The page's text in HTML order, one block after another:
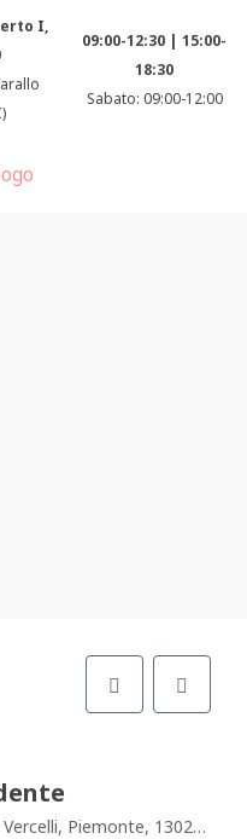
I,
09:00-12:30 | 15:00-
18:30
Sabato: 09:00-12:00
Piemonte, 13023, Italia